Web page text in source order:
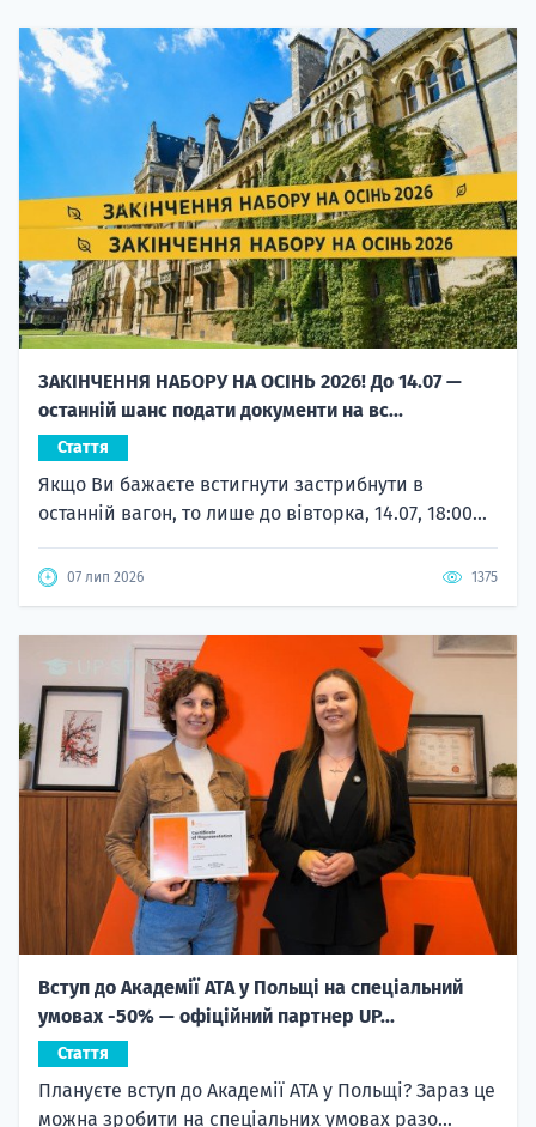
ЗАКІНЧЕННЯ НАБОРУ НА ОСІНЬ 2026! До 14.07 —
останній шанс подати документи на вс...
Стаття
Якщо Ви бажаєте встигнути застрибнути в
останній вагон, то лише до вівторка, 14.07, 18:00...
07 лип 2026 1375
Вступ до Академії ATA у Польщі на спеціальний
умовах -50% — офіційний партнер UP...
Стаття
Плануєте вступ до Академії ATA у Польщі? Зараз це
можна зробити на спеціальних умовах разо...